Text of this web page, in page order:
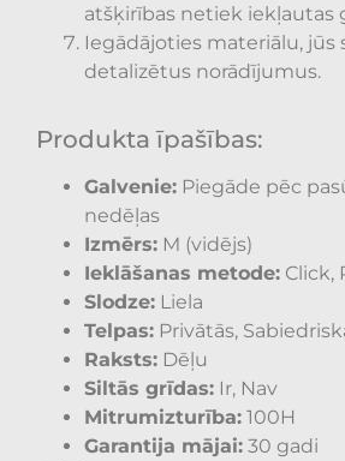
atšķirības netiek iekļautas
Iegādājoties materiālu, jūs
detalizētus norādījumus.
Produkta īpašības:
Galvenie: Piegāde pēc
nedēļas
Izmērs: M (vidējs)
Ieklāšanas metode: Click,
Slodze: Liela
Telpas: Privātās,
Raksts: Dēļu
Siltās grīdas: Ir, Nav
Mitrumizturība: 100H
Garantija mājai: 30 gadi